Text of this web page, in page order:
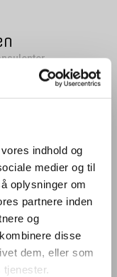
indhold og
medier og til
oplysninger om
partnere inden
og
disse
dem, eller som